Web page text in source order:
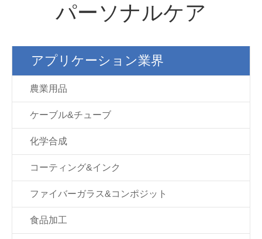
パーソナルケア
アプリケーション業界
農業用品
ケーブル&チューブ
化学合成
コーティング&インク
ファイバーガラス&コンポジット
食品加工